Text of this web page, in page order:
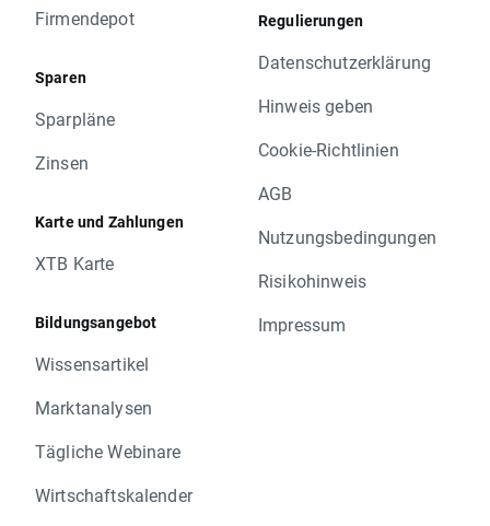
Firmendepot
Sparen
Sparpläne
Zinsen
Karte und Zahlungen
XTB Karte
Bildungsangebot
Wissensartikel
Marktanalysen
Tägliche Webinare
Wirtschaftskalender
Regulierungen
Datenschutzerklärung
Hinweis geben
Cookie-Richtlinien
AGB
Nutzungsbedingungen
Risikohinweis
Impressum